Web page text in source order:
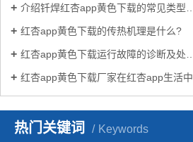
介绍钎焊红杏app黄色下载的常见类型有哪些
红杏app黄色下载的传热机理是什么?
红杏app黄色下载运行故障的诊断及处理方法
红杏app黄色下载厂家在红杏app生活中有哪些作用？
热门关键词 Keywords